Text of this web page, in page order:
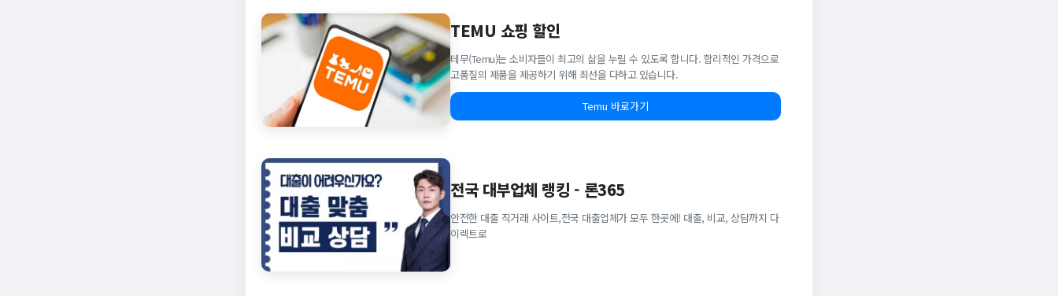
TEMU 쇼핑 할인
테무(Temu)는 소비자들이 최고의 삶을 누릴 수 있도록 합니다. 합리적인 가격으로
고품질의 제품을 제공하기 위해 최선을 다하고 있습니다.
Temu 바로가기
전국 대부업체 랭킹 - 론365
안전한 대출 직거래 사이트,전국 대출업체가 모두 한곳에! 대출, 비교, 상담까지 다
이렉트로